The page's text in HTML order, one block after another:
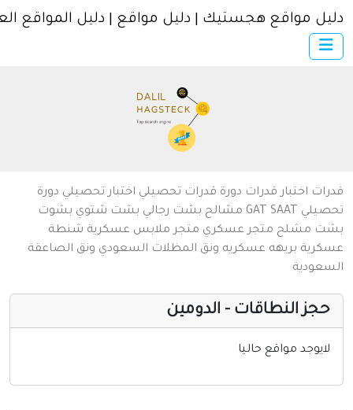
× الرئيسية
اتصل بنا
تسجيل
دخول
سياسة الخصوصية
شروط الاستخدام
مواقع إخباريه
كمبيوتر وبرامج
مواقع هجستيك | دليل مواقع | دليل المواقع العربية
اختبار قدرات دورة قدرات تحصيلي اختبار تحصيلي دورة
SAAT
GAT مشالح بشت رجالي بشت شتوي بشوت
مشلح متجر عسكري متجر ملابس عسكرية شنطة
بريهه عسكريه ونق المظلات السعودي ونق الصاعقة
النطاقات - الدومين
مواقع حاليا